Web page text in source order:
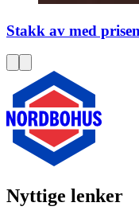
Stakk av med
Nyttige lenker